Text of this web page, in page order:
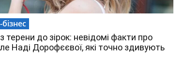
терени до зірок: невідомі факти про
Наді Дорофєєвої, які точно здивують